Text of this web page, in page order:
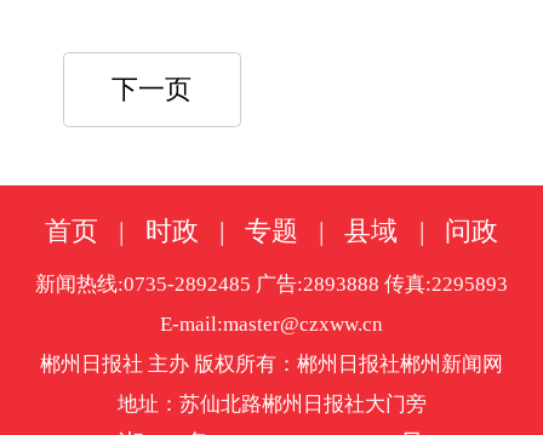
下一页
首页 | 时政 | 专题 | 县域 | 问政
新闻热线:0735-2892485 广告:2893888 传真:2295893
E-mail:master@czxww.cn
郴州日报社 主办 版权所有：郴州日报社郴州新闻网
地址：苏仙北路郴州日报社大门旁